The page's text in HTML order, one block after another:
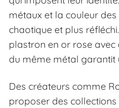
métaux et la couleur
chaotique et plus
plastron en or rose avec
du même métal garantit
Des créateurs comme
proposer des